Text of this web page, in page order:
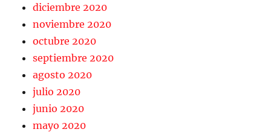
diciembre 2020
noviembre 2020
octubre 2020
septiembre 2020
agosto 2020
julio 2020
junio 2020
mayo 2020